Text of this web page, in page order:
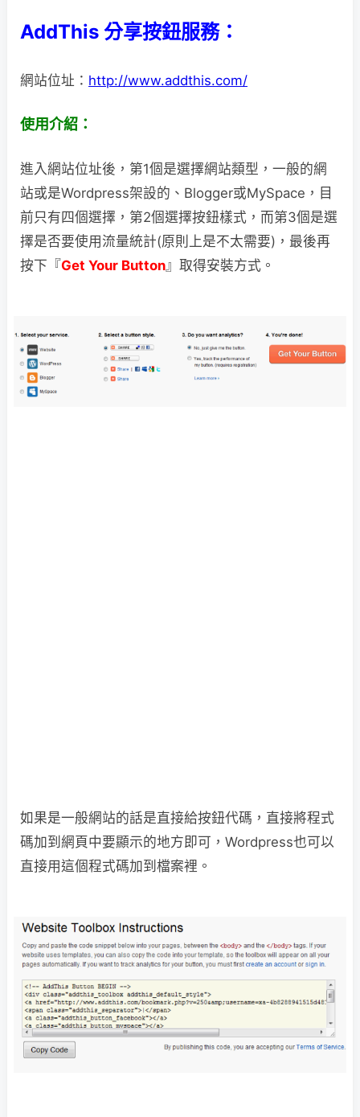
AddThis 分享按鈕服務：
網站位址： http://www.addthis.com/
使用介紹：
進入網站位址後，第1個是選擇網站類型，一般的網
站或是Wordpress架設的、Blogger或MySpace，目
前只有四個選擇，第2個選擇按鈕樣式，而第3個是選
擇是否要使用流量統計(原則上是不太需要)，最後再
按下『Get Your Button』取得安裝方式。
如果是一般網站的話是直接給按鈕代碼，直接將程式
碼加到網頁中要顯示的地方即可，Wordpress也可以
直接用這個程式碼加到檔案裡。